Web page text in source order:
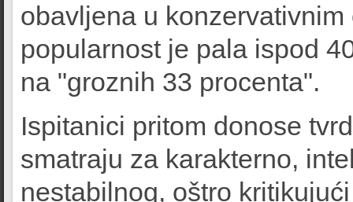
obavljena u
popularnost je pala ispod
na "groznih 33 procenta".
Ispitanici pritom donose
smatraju za karakterno,
nestabilnog, oštro